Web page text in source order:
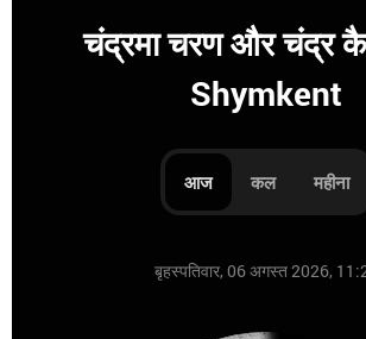
चंद्रमा चरण और चंद्र
Shymkent
आज कल महीना
बृहस्पतिवार, 06 अगस्त 2026,